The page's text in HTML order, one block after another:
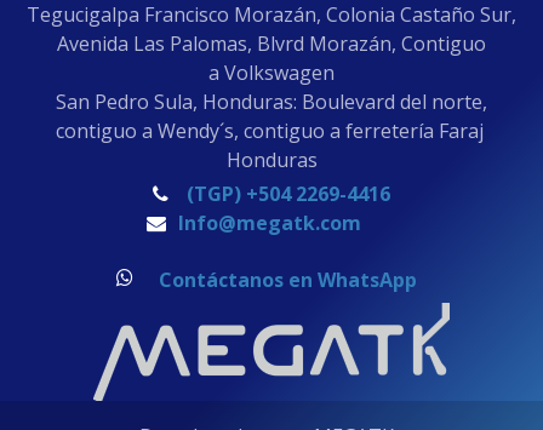
Tegucigalpa Francisco Morazán, Colonia Castaño Sur,
Avenida Las Palomas, Blvrd Morazán, Contiguo
a Volkswagen
San Pedro Sula, Honduras: Boulevard del norte,
contiguo a Wendy´s, contiguo a ferretería Faraj
Honduras
(TGP) +504 2269-4416
Info@megatk.com
Contáctanos en WhatsApp